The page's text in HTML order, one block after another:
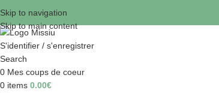
Skip to navigation
Skip to main content
S'identifier / s'enregistrer
Search
0 Mes coups de coeur
0 items 0.00€